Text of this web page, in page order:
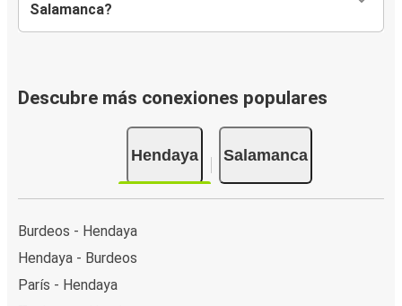
Salamanca?
Descubre más conexiones populares
Hendaya Salamanca
Burdeos - Hendaya
Hendaya - Burdeos
París - Hendaya